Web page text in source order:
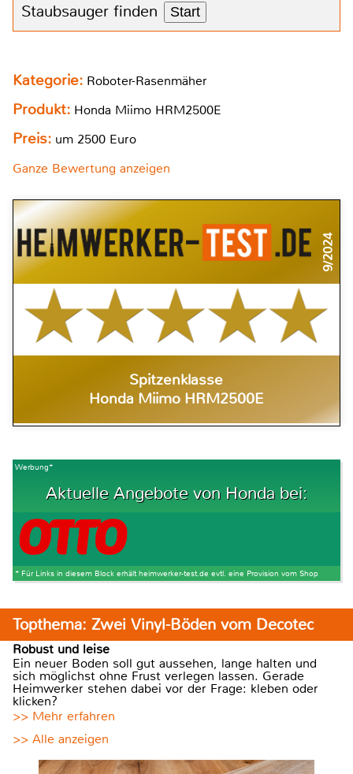
Staubsauger finden Start
Kategorie: Roboter-Rasenmäher
Produkt: Honda Miimo HRM2500E
Preis: um 2500 Euro
Ganze Bewertung anzeigen
9/2024
Spitzenklasse
Honda Miimo HRM2500E
Werbung*
Aktuelle Angebote von Honda bei:
* Für Links in diesem Block erhält heimwerker-test.de evtl. eine Provision vom Shop
Topthema: Zwei Vinyl-Böden vom Decotec
Robust und leise
Ein neuer Boden soll gut aussehen, lange halten und
sich möglichst ohne Frust verlegen lassen. Gerade
Heimwerker stehen dabei vor der Frage: kleben oder
klicken?
>> Mehr erfahren
>> Alle anzeigen